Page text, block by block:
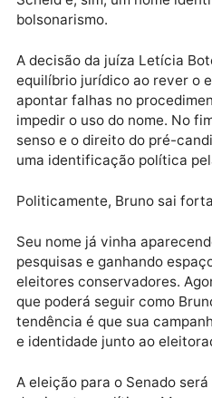
Em Rondônia, Bolsonaro
Existe um eleitorado fiel,
representantes
ex-presidente. Por isso, a
Eleitoral acaba
população já enxergava
Scheid é, sim, um nome
bolsonarismo.
A decisão da juíza Letícia
apontar falhas no
impedir o uso do nome.
senso e o direito do pré-
uma identificação política